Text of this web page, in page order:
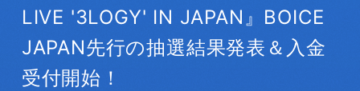
LIVE '3LOGY' IN JAPAN』BOICE
JAPAN先行の抽選結果発表＆入金
受付開始！